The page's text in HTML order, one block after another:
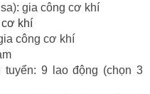
gia công cơ khí
cơ khí
công cơ khí
9 lao động (chọn 3